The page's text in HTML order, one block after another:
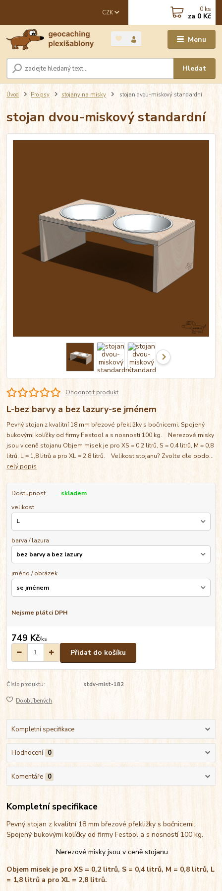
Menu
CZK
Hledat
0 ks
za 0 Kč
Úvod Pro psy stojany na misky stojan dvou-miskový standardní
stojan dvou-miskový standardní
Ohodnotit produkt
L-bez barvy a bez lazury-se jménem
Pevný stojan z kvalitní 18 mm březové překližky s bočnicemi. Spojený
bukovými kolíčky od firmy Festool a s nosností 100 kg. Nerezové misky
jsou v ceně stojanu Objem misek je pro XS = 0,2 litrů, S = 0,4 litrů, M = 0,8
litrů, L = 1,8 litrů a pro XL = 2,8 litrů. Velikost stojanu? Zvolte dle podo...
celý popis
Dostupnost
skladem
velikost
barva / lazura
jméno / obrázek
Nejsme plátci DPH
749 Kč/ks
Přidat do košíku
Číslo produktu: stdv-mist-182
Do oblíbených
Kompletní specifikace
Hodnocení 0
Komentáře 0
Kompletní specifikace
Pevný stojan z kvalitní 18 mm březové překližky s bočnicemi.
Spojený bukovými kolíčky od firmy Festool a s nosností 100 kg.
Nerezové misky jsou v ceně stojanu
Objem misek je pro XS = 0,2 litrů, S = 0,4 litrů, M = 0,8 litrů, L
= 1,8 litrů a pro XL = 2,8 litrů.